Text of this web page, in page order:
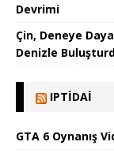
Devrimi
Çin, Deneye
Denizle
IPTIDAI
GTA 6 Oynanış